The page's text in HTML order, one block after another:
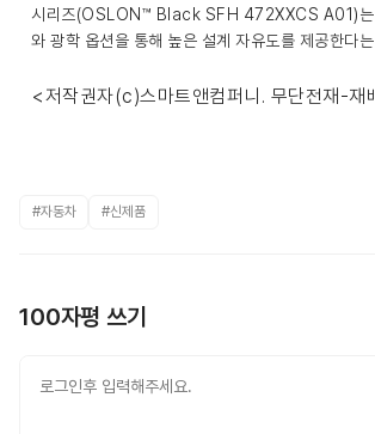
시리즈(OSLON™ Black SFH 472XXCS A01)는
와 광학 옵션을 통해 높은 설계 자유도를 제공한다
<저작권자(c)스마트앤컴퍼니. 무단전재-재
#자동차 #신제품
100자평 쓰기